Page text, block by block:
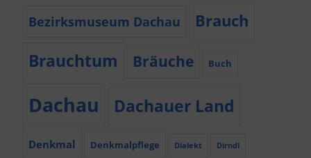
Bezirksmuseum Dachau Brauch
Brauchtum Bräuche Buch
Dachau Dachauer Land
Denkmal Denkmalpflege Dialekt Dirndl